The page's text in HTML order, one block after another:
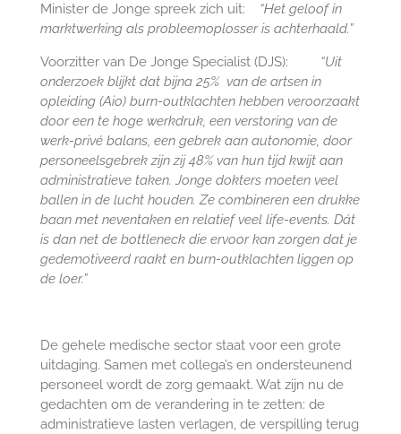
Minister de Jonge spreek zich uit:
“Het geloof in
marktwerking als probleemoplosser is achterhaald.”
Voorzitter van De Jonge Specialist (DJS):
“Uit
onderzoek blijkt dat bijna 25% van de artsen in
opleiding (Aio) burn-outklachten hebben veroorzaakt
dooreen te hoge werkdruk, een verstoring van de
werk-privé balans, een gebrek aan autonomie, door
personeelsgebrek zijn zij 48% van hun tijd kwijt aan
administratieve taken. Jonge dokters moeten veel
ballen in de lucht houden. Ze combineren een drukke
baan met neventaken en relatief veel life-events. Dát
is dan net de bottleneck die ervoor kan zorgen dat je
gedemotiveerd raakt en burn-outklachten liggen op
de loer.”
De gehele medische sector staat voor een grote
uitdaging. Samen met collega’s en ondersteunend
personeel wordt de zorg gemaakt. Wat zijn nu de
gedachten om de verandering in te zetten: de
administratieve lasten verlagen, de verspilling terug